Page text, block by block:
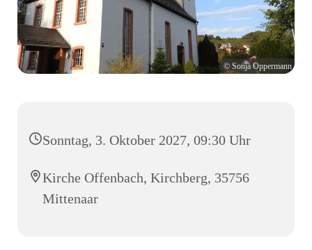
© Sonja Oppermann
Sonntag, 3. Oktober 2027, 09:30 Uhr
Kirche Offenbach, Kirchberg, 35756
Mittenaar